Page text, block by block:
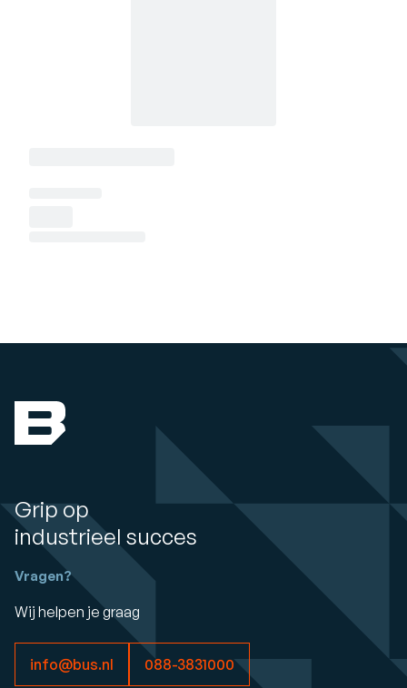
Grip op
industrieel succes
Vragen?
Wij helpen je graag
info@bus.nl 088-3831000